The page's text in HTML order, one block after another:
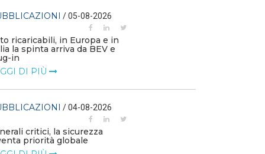
/ 05-08-2026
ricaricabili, in Europa e in
la spinta arriva da BEV e
in
DI PIÙ
/ 04-08-2026
critici, la sicurezza
priorità globale